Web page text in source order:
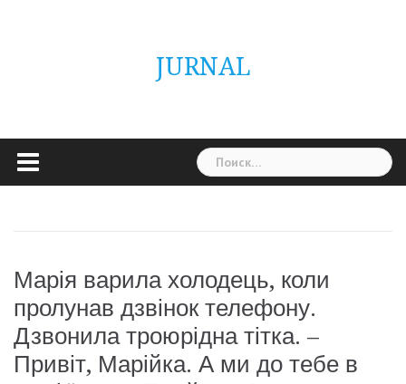
JURNAL
Найти:
Марія варила холодець, коли
пролунав дзвінок телефону.
Дзвонила троюрідна тітка. –
Привіт, Марійка. А ми до тебе в